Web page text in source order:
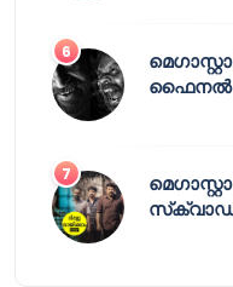
ഫൈനൽ
സ്‌ക്വാഡ് ;